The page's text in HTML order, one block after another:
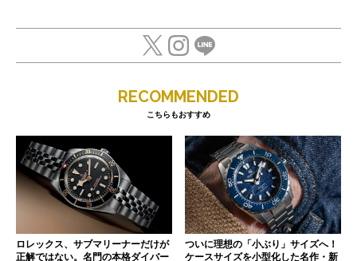
RECOMMENDED
こちらもおすすめ
ロレックス、サブマリーナーだけが
正解ではない。名門の本格ダイバー
ついに理想の「小ぶり」サイズへ！
ケースサイズを小型化した名作・新